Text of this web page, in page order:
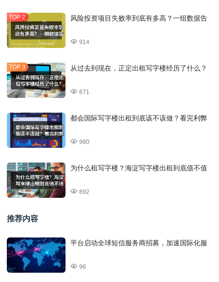
风险投资项目失败率到底有多高？一组数据告
914
从过去到现在，正定出租写字楼经历了什么？
671
都会国际写字楼出租到底该不该做？看完利弊
980
为什么租写字楼？海淀写字楼出租到底值不值
892
推荐内容
平台启动全球短信服务商招募，加速国际化服
96